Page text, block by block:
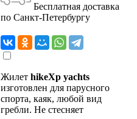
Бесплатная доставка
по Санкт-Петербургу
Жилет hikeXp yachts
изготовлен для парусного
спорта, каяк, любой вид
гребли. Не стесняет